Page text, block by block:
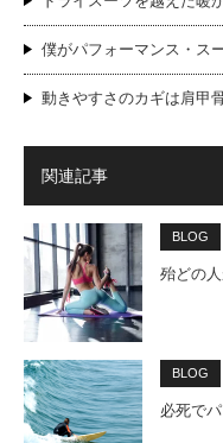
僕がパフォーマンス・ス
動きやすさのカギは肩甲
関連記事
BLOG
殆どの
BLOG
必死で